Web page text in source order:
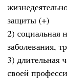
защиты (+)
2) социальная
заболевания,
3) длительная
своей